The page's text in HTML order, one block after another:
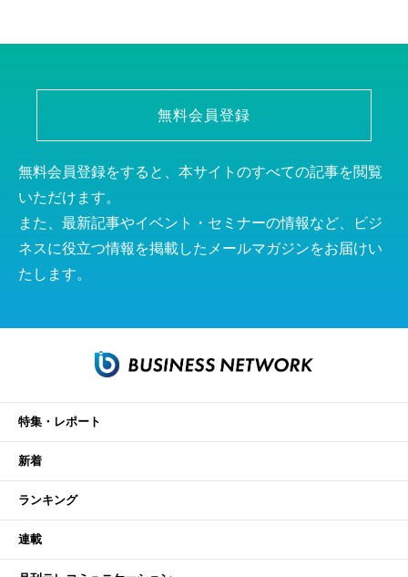
無料会員登録
無料会員登録をすると、本サイトのすべての記事を閲覧
いただけます。
また、最新記事やイベント・セミナーの情報など、ビジ
ネスに役立つ情報を掲載したメールマガジンをお届けい
たします。
特集・レポート
新着
ランキング
連載